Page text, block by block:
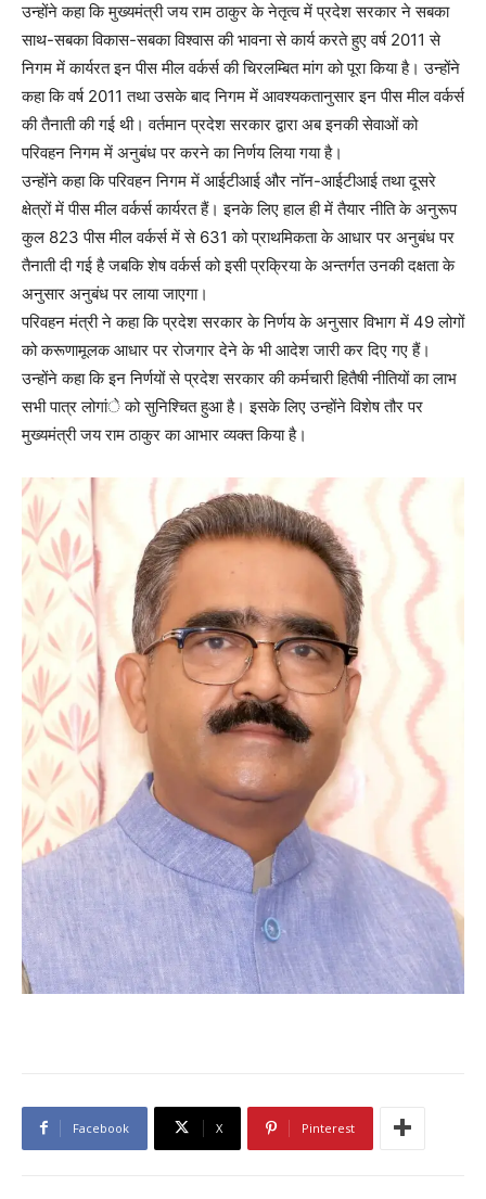
उन्होंने कहा कि मुख्यमंत्री जय राम ठाकुर के नेतृत्व में प्रदेश सरकार ने सबका
साथ-सबका विकास-सबका विश्वास की भावना से कार्य करते हुए वर्ष 2011 से
निगम में कार्यरत इन पीस मील वर्कर्स की चिरलम्बित मांग को पूरा किया है। उन्होंने
कहा कि वर्ष 2011 तथा उसके बाद निगम में आवश्यकतानुसार इन पीस मील वर्कर्स
की तैनाती की गई थी। वर्तमान प्रदेश सरकार द्वारा अब इनकी सेवाओं को
परिवहन निगम में अनुबंध पर करने का निर्णय लिया गया है।
उन्होंने कहा कि परिवहन निगम में आईटीआई और नॉन-आईटीआई तथा दूसरे
क्षेत्रों में पीस मील वर्कर्स कार्यरत हैं। इनके लिए हाल ही में तैयार नीति के अनुरूप
कुल 823 पीस मील वर्कर्स में से 631 को प्राथमिकता के आधार पर अनुबंध पर
तैनाती दी गई है जबकि शेष वर्कर्स को इसी प्रक्रिया के अन्तर्गत उनकी दक्षता के
अनुसार अनुबंध पर लाया जाएगा।
परिवहन मंत्री ने कहा कि प्रदेश सरकार के निर्णय के अनुसार विभाग में 49 लोगों
को करूणामूलक आधार पर रोजगार देने के भी आदेश जारी कर दिए गए हैं।
उन्होंने कहा कि इन निर्णयों से प्रदेश सरकार की कर्मचारी हितैषी नीतियों का लाभ
सभी पात्र लोगांे को सुनिश्चित हुआ है। इसके लिए उन्होंने विशेष तौर पर
मुख्यमंत्री जय राम ठाकुर का आभार व्यक्त किया है।
Facebook X Pinterest